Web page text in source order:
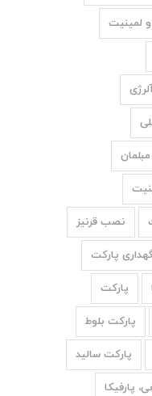
لمینیت
نصب قرنیز
پارکت
پارکت
پارکت بلوط
پارکت سالید
پارفیکا